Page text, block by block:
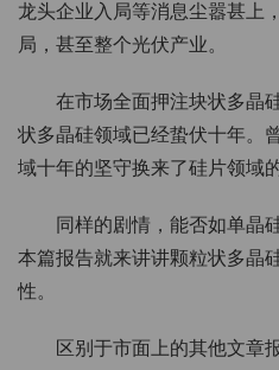
龙头企业入局等消息尘嚣甚上
局，甚至整个光伏产业。
在市场全面押注块状多晶
状多晶硅领域已经蛰伏十年。
域十年的坚守换来了硅片领域
同样的剧情，能否如单晶
本篇报告就来讲讲颗粒状多晶
性。
区别于市面上的其他文章